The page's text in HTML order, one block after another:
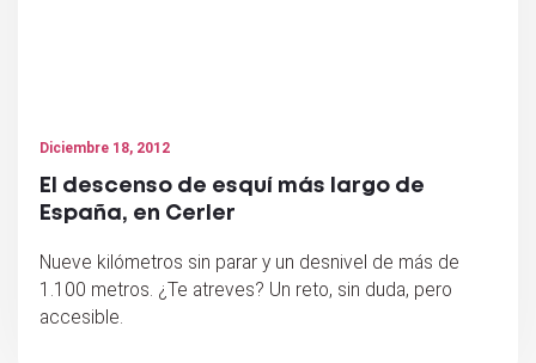
Diciembre 18, 2012
El descenso de esquí más largo de
España, en Cerler
Nueve kilómetros sin parar y un desnivel de más de
1.100 metros. ¿Te atreves? Un reto, sin duda, pero
accesible.